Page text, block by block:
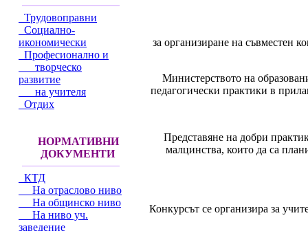
Трудовоправни
Социално-
икономически
Професионално и
творческо
развитие
на учителя
Отдих
НОРМАТИВНИ
ДОКУМЕНТИ
КТД
На отраслово ниво
На общинско ниво
На ниво уч.
заведение
за организиране на съвместен
Министерството на
педагогически практики в
Представяне на добри
малцинства, които да са
Конкурсът се организира за